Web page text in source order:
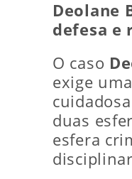
Deolane
defesa e
O caso
exige
duas
esfera